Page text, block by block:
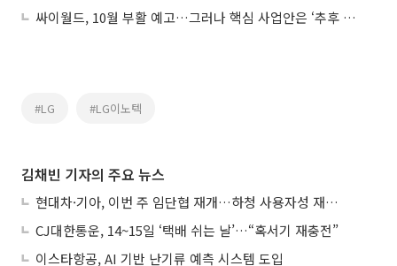
싸이월드, 10월 부활 예고…그러나 핵심 사업안은 ‘추후 공개’
#LG #LG이노텍
김채빈 기자의 주요 뉴스
현대차·기아, 이번 주 임단협 재개…하청 사용자성 재심도 ‘변수’
CJ대한통운, 14~15일 ‘택배 쉬는 날’…“혹서기 재충전”
이스타항공, AI 기반 난기류 예측 시스템 도입